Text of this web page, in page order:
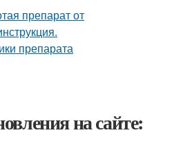
на сайте: